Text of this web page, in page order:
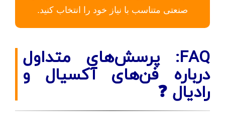
صنعتی متناسب با نیاز خود را انتخاب کنید.
FAQ: پرسش‌های متداول
درباره فن‌های آکسیال و
رادیال ❓